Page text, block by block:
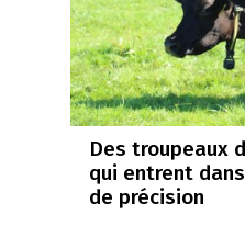
Des troupeaux
qui entrent
de précision